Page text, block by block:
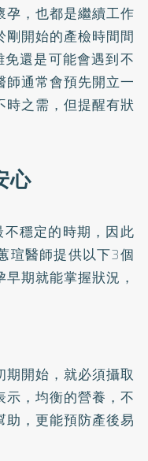
孕，也都是繼續工作
開始的產檢時間間
還是可能會遇到不
通常會預先開立一
之需，但提醒有狀
心
穩定的時期，因此
瑄醫師提供以下3個
期就能掌握狀況，
開始，就必須攝取
示，均衡的營養，不
，更能預防產後易